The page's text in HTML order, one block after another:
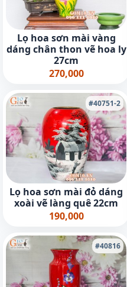
Lọ hoa sơn mài vàng
dáng chân thon vẽ hoa ly
27cm
270,000
#40751-2
Lọ hoa sơn mài đỏ dáng
xoài vẽ làng quê 22cm
190,000
#40816